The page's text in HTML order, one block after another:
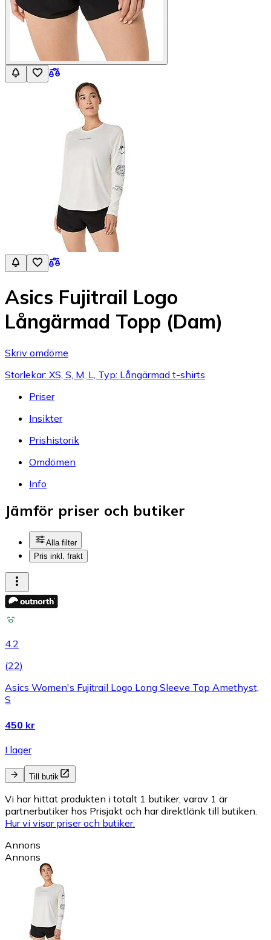
Asics Fujitrail Logo
Långärmad Topp (Dam)
Skriv omdöme
Storlekar: XS, S, M, L, Typ: Långärmad t-shirts
Priser
Insikter
Prishistorik
Omdömen
Info
Jämför priser och butiker
Alla filter
Pris inkl. frakt
4.2
(22)
Asics Women's Fujitrail Logo Long Sleeve Top Amethyst,
S
450 kr
I lager
Till butik
Vi har hittat produkten i totalt 1 butiker, varav 1 är
partnerbutiker hos Prisjakt och har direktlänk till butiken.
Hur vi visar priser och butiker.
Annons
Annons